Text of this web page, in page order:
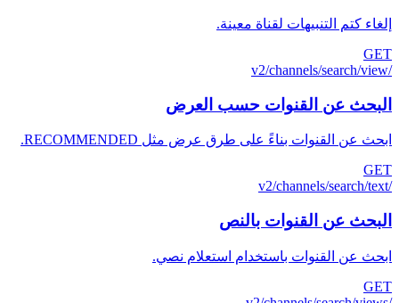
إلغاء كتم التنبيهات لقناة معينة.
GET
/v2/channels/search/view
البحث عن القنوات حسب العرض
ابحث عن القنوات بناءً على طرق عرض مثل RECOMMENDED.
GET
/v2/channels/search/text
البحث عن القنوات بالنص
ابحث عن القنوات باستخدام استعلام نصي.
GET